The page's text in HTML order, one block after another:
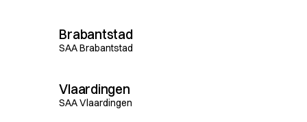
Brabantstad
SAA Brabantstad
Vlaardingen
SAA Vlaardingen